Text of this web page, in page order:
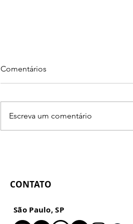
exhibition
Comentários
Escreva um comentário
CONTATO
São Paulo, SP